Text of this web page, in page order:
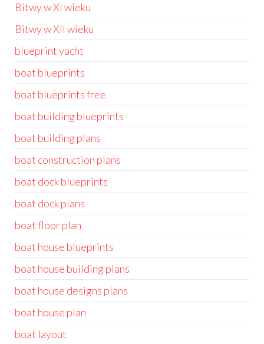
Bitwy w XI wieku
Bitwy w XII wieku
blueprint yacht
boat blueprints
boat blueprints free
boat building blueprints
boat building plans
boat construction plans
boat dock blueprints
boat dock plans
boat floor plan
boat house blueprints
boat house building plans
boat house designs plans
boat house plan
boat layout